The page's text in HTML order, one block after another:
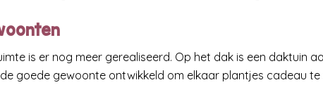
is er nog meer gerealiseerd. Op het dak is een daktuin
de goede gewoonte ontwikkeld om elkaar plantjes cadeau